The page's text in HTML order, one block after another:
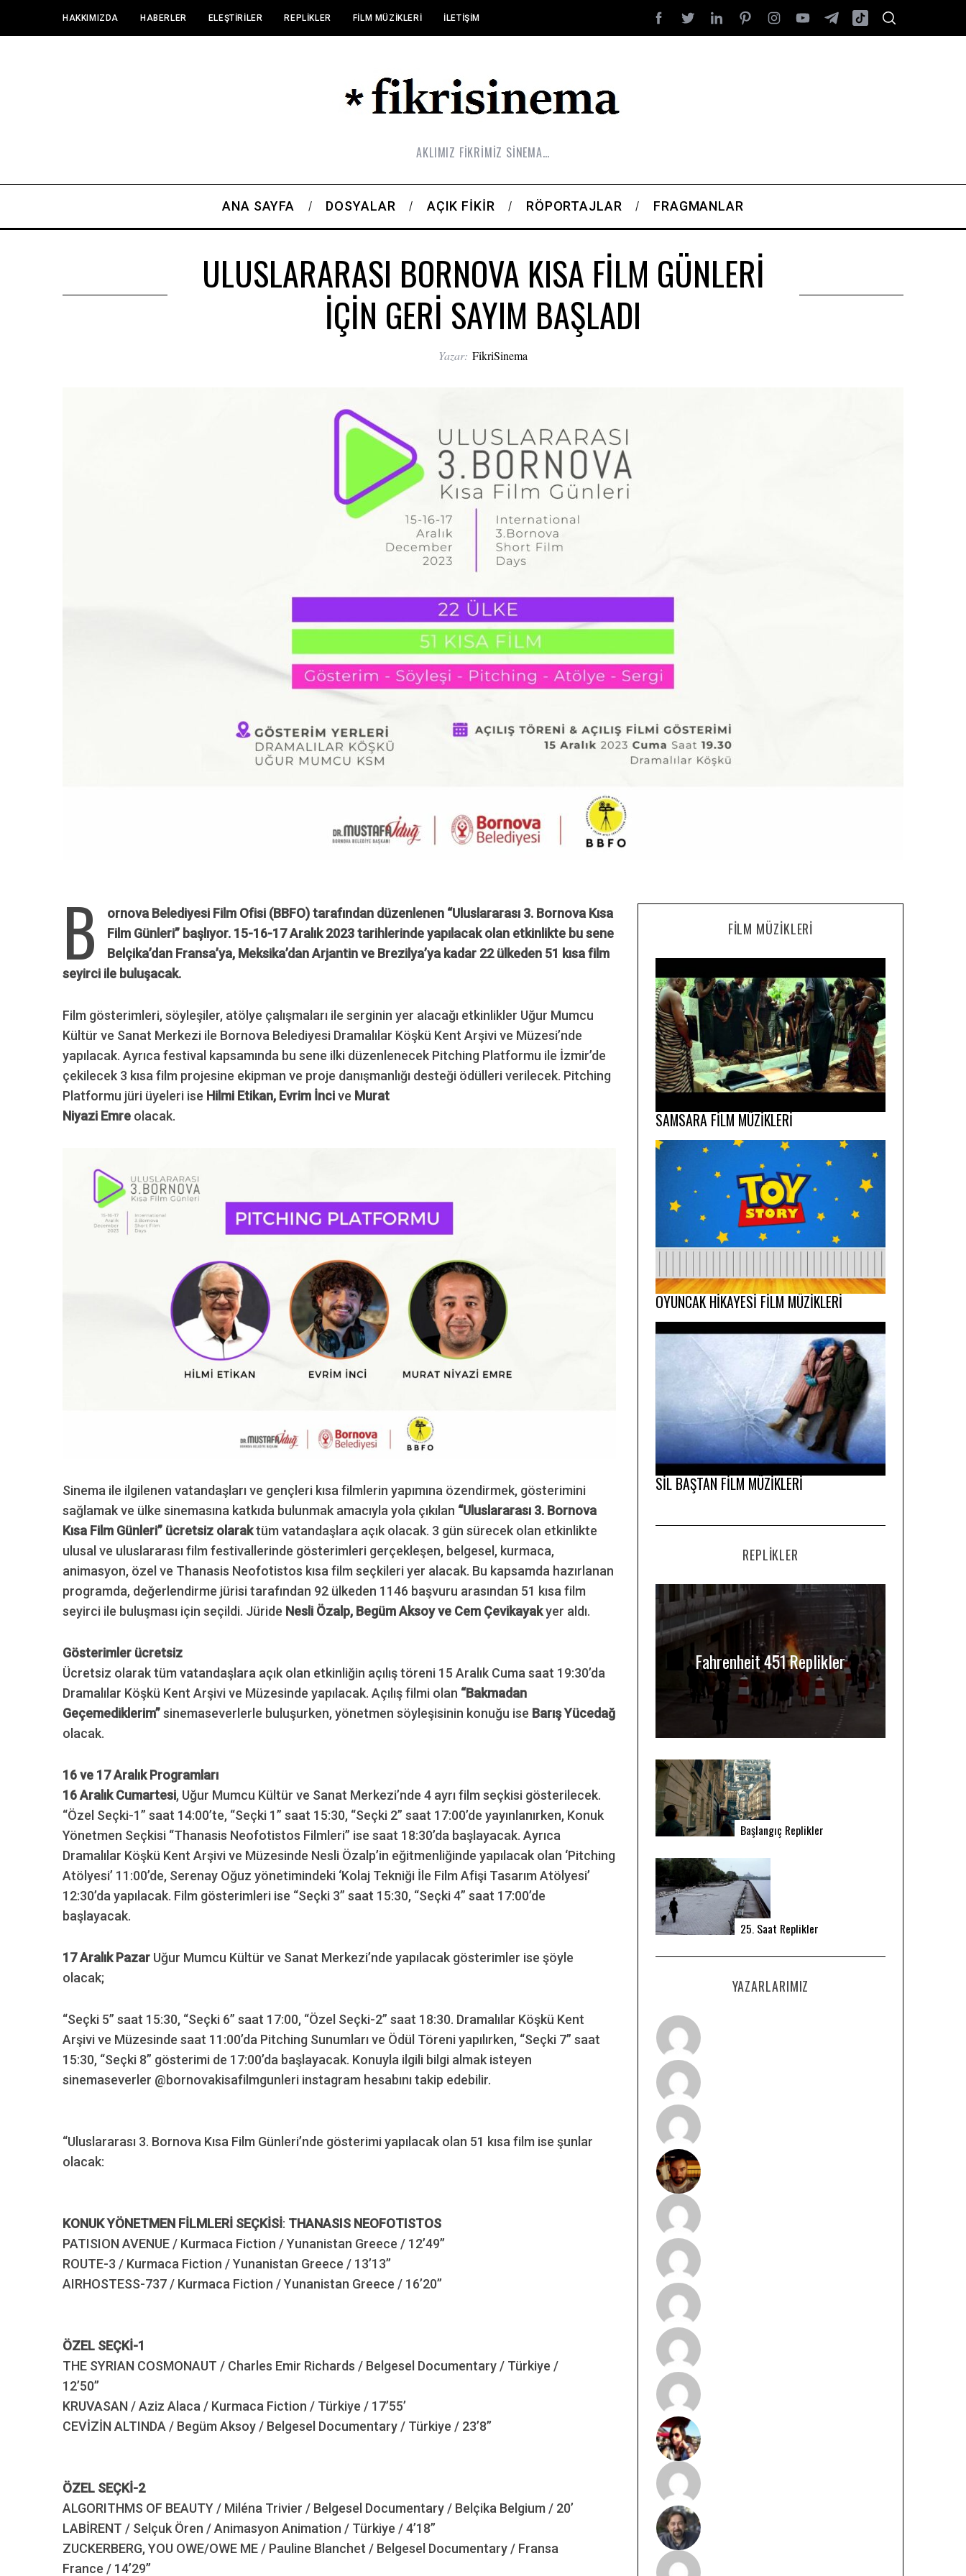
HAKKIMIZDA HABERLER ELEŞTIRILER REPLIKLER FILM MÜZIKLERI İLETIŞIM
AKLIMIZ FİKRİMİZ SİNEMA…
ANA SAYFA DOSYALAR AÇIK FIKIR RÖPORTAJLAR FRAGMANLAR
ULUSLARARASI BORNOVA KISA FİLM GÜNLERİ
İÇİN GERİ SAYIM BAŞLADI
Yazar: FikriSinema
B
ornova Belediyesi Film Ofisi (BBFO) tarafından düzenlenen “Uluslararası 3. Bornova Kısa
Film Günleri” başlıyor. 15-16-17 Aralık 2023 tarihlerinde yapılacak olan etkinlikte bu sene
Belçika’dan Fransa’ya, Meksika’dan Arjantin ve Brezilya’ya kadar 22 ülkeden 51 kısa film
seyirci ile buluşacak.
Film gösterimleri, söyleşiler, atölye çalışmaları ile serginin yer alacağı etkinlikler Uğur Mumcu
Kültür ve Sanat Merkezi ile Bornova Belediyesi Dramalılar Köşkü Kent Arşivi ve Müzesi’nde
yapılacak. Ayrıca festival kapsamında bu sene ilki düzenlenecek Pitching Platformu ile İzmir’de
çekilecek 3 kısa film projesine ekipman ve proje danışmanlığı desteği ödülleri verilecek. Pitching
Platformu jüri üyeleri ise Hilmi Etikan, Evrim İncive Murat
Niyazi Emre olacak.
Sinema ile ilgilenen vatandaşları ve gençleri kısa filmlerin yapımına özendirmek, gösterimini
sağlamak ve ülke sinemasına katkıda bulunmak amacıyla yola çıkılan “Uluslararası 3. Bornova
Kısa Film Günleri” ücretsiz olaraktüm vatandaşlara açık olacak. 3 gün sürecek olan etkinlikte
ulusal ve uluslararası film festivallerinde gösterimleri gerçekleşen, belgesel, kurmaca,
animasyon, özel ve Thanasis Neofotistos kısa film seçkileri yer alacak. Bu kapsamda hazırlanan
programda, değerlendirme jürisi tarafından 92 ülkeden 1146 başvuru arasından 51 kısa film
seyirci ile buluşması için seçildi. Jüride Nesli Özalp, Begüm Aksoy ve Cem Çevikayakyer aldı.
Gösterimler ücretsiz
Ücretsiz olarak tüm vatandaşlara açık olan etkinliğin açılış töreni 15 Aralık Cuma saat 19:30’da
Dramalılar Köşkü Kent Arşivi ve Müzesinde yapılacak. Açılış filmi olan “Bakmadan
Geçemediklerim”sinemaseverlerle buluşurken, yönetmen söyleşisinin konuğu ise Barış Yücedağ
olacak.
16 ve 17 Aralık Programları
16 Aralık Cumartesi, Uğur Mumcu Kültür ve Sanat Merkezi’nde 4 ayrı film seçkisi gösterilecek.
“Özel Seçki-1” saat 14:00’te, “Seçki 1” saat 15:30, “Seçki 2” saat 17:00’de yayınlanırken, Konuk
Yönetmen Seçkisi “Thanasis Neofotistos Filmleri” ise saat 18:30’da başlayacak. Ayrıca
Dramalılar Köşkü Kent Arşivi ve Müzesinde Nesli Özalp’in eğitmenliğinde yapılacak olan ‘Pitching
Atölyesi’ 11:00’de, Serenay Oğuz yönetimindeki ‘Kolaj Tekniği İle Film Afişi Tasarım Atölyesi’
12:30’da yapılacak. Film gösterimleri ise “Seçki 3” saat 15:30, “Seçki 4” saat 17:00’de
başlayacak.
17 Aralık Pazar Uğur Mumcu Kültür ve Sanat Merkezi’nde yapılacak gösterimler ise şöyle
olacak;
“Seçki 5” saat 15:30, “Seçki 6” saat 17:00, “Özel Seçki-2” saat 18:30. Dramalılar Köşkü Kent
Arşivi ve Müzesinde saat 11:00’da Pitching Sunumları ve Ödül Töreni yapılırken, “Seçki 7” saat
15:30, “Seçki 8” gösterimi de 17:00’da başlayacak. Konuyla ilgili bilgi almak isteyen
sinemaseverler @bornovakisafilmgunleri instagram hesabını takip edebilir.
“Uluslararası 3. Bornova Kısa Film Günleri’nde gösterimi yapılacak olan 51 kısa film ise şunlar
olacak:
KONUK YÖNETMEN FİLMLERİ SEÇKİSİ: THANASIS NEOFOTISTOS
PATISION AVENUE / Kurmaca Fiction / Yunanistan Greece / 12’49’’
ROUTE-3 / Kurmaca Fiction / Yunanistan Greece / 13’13’’
AIRHOSTESS-737 / Kurmaca Fiction / Yunanistan Greece / 16’20’’
ÖZEL SEÇKİ-1
THE SYRIAN COSMONAUT / Charles Emir Richards / Belgesel Documentary / Türkiye /
12’50’’
KRUVASAN / Aziz Alaca / Kurmaca Fiction / Türkiye / 17’55’
CEVİZİN ALTINDA / Begüm Aksoy / Belgesel Documentary / Türkiye / 23’8’’
ÖZEL SEÇKİ-2
ALGORITHMS OF BEAUTY / Miléna Trivier / Belgesel Documentary / Belçika Belgium / 20’
LABİRENT / Selçuk Ören / Animasyon Animation / Türkiye / 4’18’’
ZUCKERBERG, YOU OWE/OWE ME / Pauline Blanchet / Belgesel Documentary / Fransa
France / 14’29’’
FILM MÜZIKLERI
SAMSARA FİLM MÜZİKLERİ
OYUNCAK HİKAYESİ FİLM MÜZİKLERİ
SİL BAŞTAN FİLM MÜZİKLERİ
REPLIKLER
Fahrenheit 451 Replikler
Başlangıç Replikler
25. Saat Replikler
YAZARLARIMIZ
r
: